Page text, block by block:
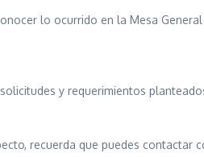
lo ocurrido en la Mesa
y requerimientos
recuerda que puedes